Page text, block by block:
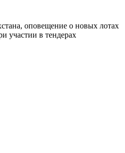
оповещение о новых лотах
участии в тендерах